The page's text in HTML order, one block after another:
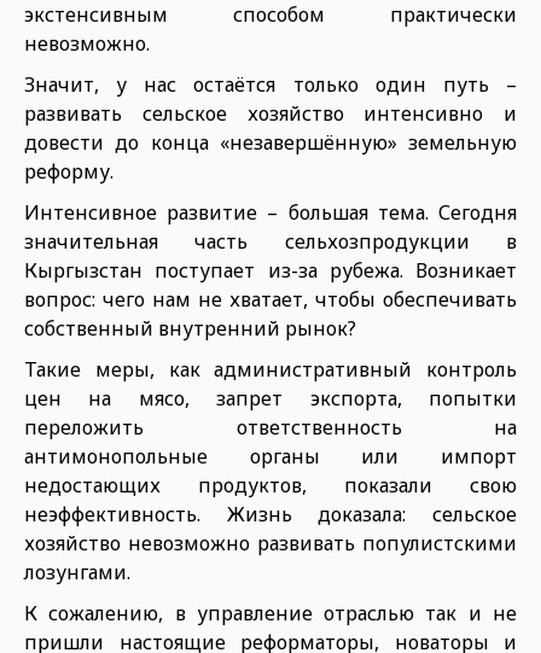
экстенсивным способом практически
невозможно.
Значит, у нас остаётся только один путь –
развивать сельское хозяйство интенсивно и
довести до конца «незавершённую» земельную
реформу.
Интенсивное развитие – большая тема. Сегодня
значительная часть сельхозпродукции в
Кыргызстан поступает из-за рубежа. Возникает
вопрос: чего нам не хватает, чтобы обеспечивать
собственный внутренний рынок?
Такие меры, как административный контроль
цен на мясо, запрет экспорта, попытки
переложить ответственность на
антимонопольные органы или импорт
недостающих продуктов, показали свою
неэффективность. Жизнь доказала: сельское
хозяйство невозможно развивать популистскими
лозунгами.
К сожалению, в управление отраслью так и не
пришли настоящие реформаторы, новаторы и